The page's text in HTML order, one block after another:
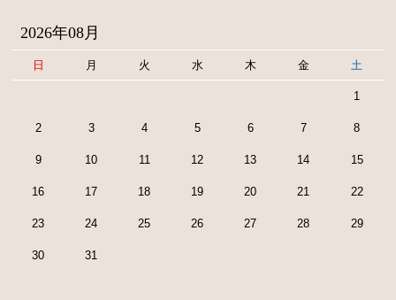
2026年08月
日 月 火 水 木 金 土
1
2 3 4 5 6 7 8
9 10 11 12 13 14 15
16 17 18 19 20 21 22
23 24 25 26 27 28 29
30 31